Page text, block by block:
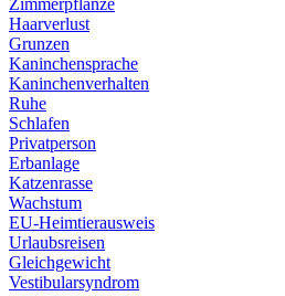
Zimmerpflanze
Haarverlust
Grunzen
Kaninchensprache
Kaninchenverhalten
Ruhe
Schlafen
Privatperson
Erbanlage
Katzenrasse
Wachstum
EU-Heimtierausweis
Urlaubsreisen
Gleichgewicht
Vestibularsyndrom